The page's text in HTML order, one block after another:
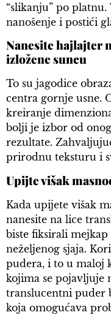
“slikanju” po
nanošenje i postići
Nanesite hajlajter
izložene suncu
To su jagodice
centra gornje usne.
kreiranje
bolji je izbor od
rezultate.
prirodnu teksturu i
Upijte višak
Kada upijete višak
nanesite na lice
biste fiksirali
neželjenog sjaja.
pudera, i to u maloj
kojima se pojavljuje
translucentni puder
koja omogućava